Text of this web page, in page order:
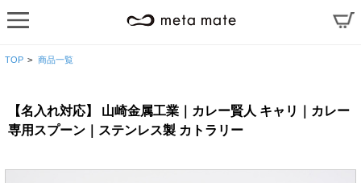
TOP > 商品一覧
【名入れ対応】 山崎金属工業｜カレー賢人 キャリ｜カレー
専用スプーン｜ステンレス製 カトラリー